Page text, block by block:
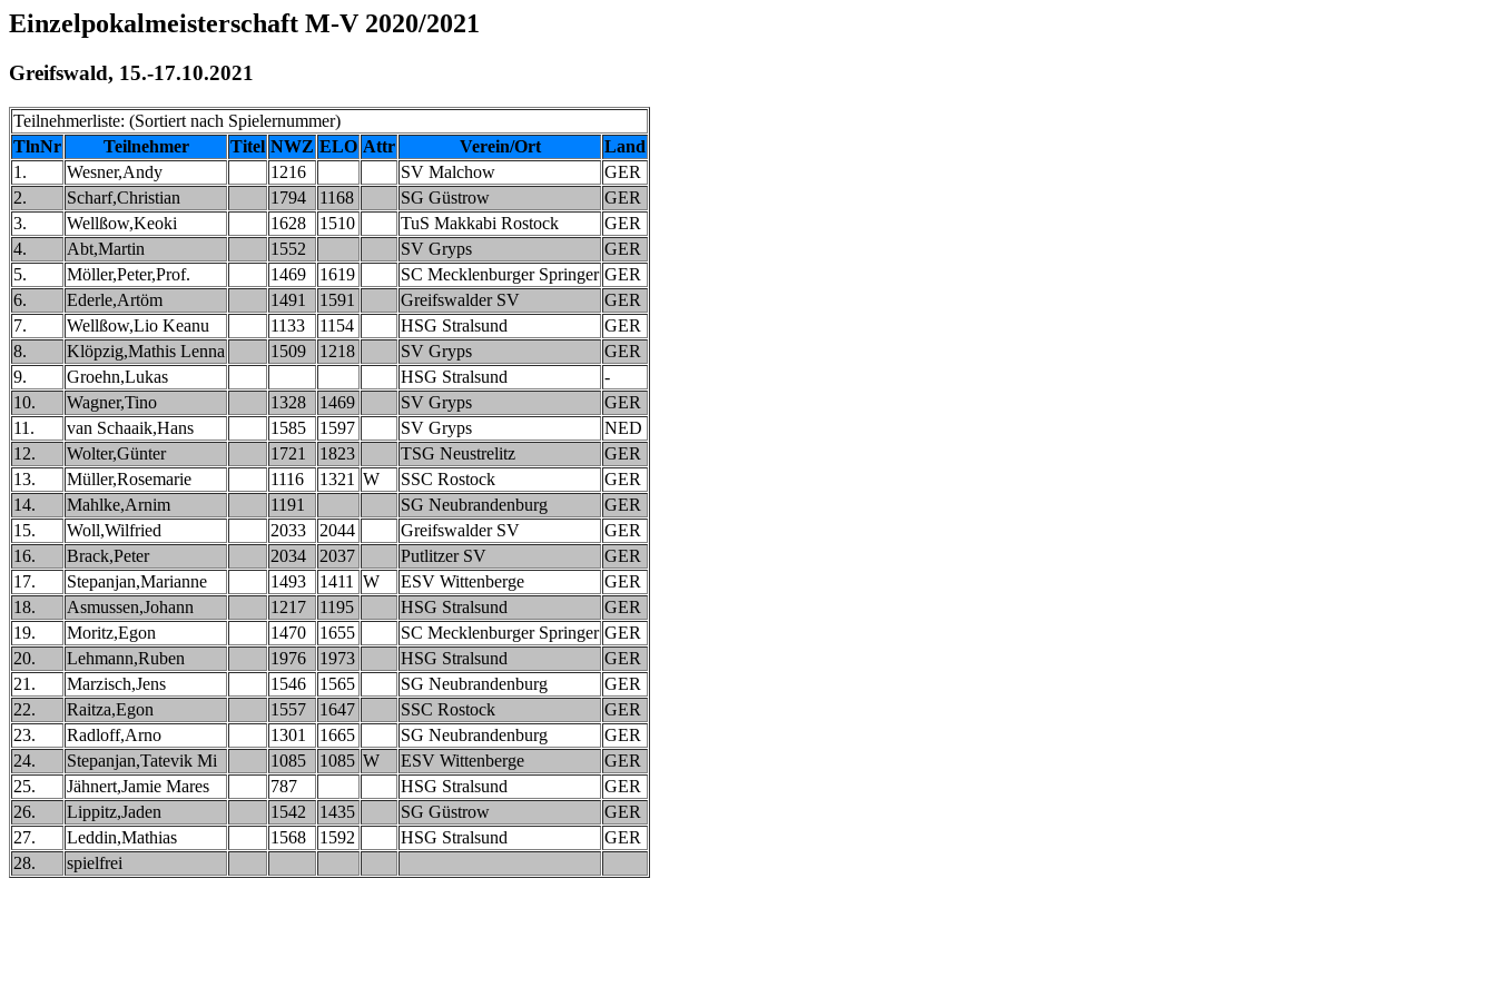
Einzelpokalmeisterschaft M-V 2020/2021
Greifswald, 15.-17.10.2021
Teilnehmerliste: (Sortiert nach Spielernummer)
TlnNr
Teilnehmer Titel NWZ ELO Attr Verein/Ort
Land
1.
Wesner,Andy 1216 SV Malchow
GER
2.
Scharf,Christian 1794 1168 SG Güstrow
GER
3.
Wellßow,Keoki 1628 1510 TuS Makkabi Rostock
GER
4.
Abt,Martin 1552 SV Gryps
GER
5.
Möller,Peter,Prof. 1469 1619 SC Mecklenburger Springer GER
6.
Ederle,Artöm 1491 1591 Greifswalder SV
GER
7.
Wellßow,Lio Keanu 1133 1154 HSG Stralsund
GER
8.
Klöpzig,Mathis Lenna 1509 1218 SV Gryps
GER
9.
Groehn,Lukas HSG Stralsund
-
10.
Wagner,Tino 1328 1469 SV Gryps
GER
11.
van Schaaik,Hans 1585 1597 SV Gryps
NED
12.
Wolter,Günter 1721 1823 TSG Neustrelitz
GER
13.
Müller,Rosemarie 1116 1321 W SSC Rostock
GER
14.
Mahlke,Arnim 1191 SG Neubrandenburg
GER
15.
Woll,Wilfried 2033 2044 Greifswalder SV
GER
16.
Brack,Peter 2034 2037 Putlitzer SV
GER
17.
Stepanjan,Marianne 1493 1411 W ESV Wittenberge
GER
18.
Asmussen,Johann 1217 1195 HSG Stralsund
GER
19.
Moritz,Egon 1470 1655 SC Mecklenburger Springer GER
20.
Lehmann,Ruben 1976 1973 HSG Stralsund
GER
21.
Marzisch,Jens 1546 1565 SG Neubrandenburg
GER
22.
Raitza,Egon 1557 1647 SSC Rostock
GER
23.
Radloff,Arno 1301 1665 SG Neubrandenburg
GER
24.
Stepanjan,Tatevik Mi 1085 1085 W ESV Wittenberge
GER
25.
Jähnert,Jamie Mares 787 HSG Stralsund
GER
26.
Lippitz,Jaden 1542 1435 SG Güstrow
GER
27.
Leddin,Mathias 1568 1592 HSG Stralsund
GER
28.
spielfrei